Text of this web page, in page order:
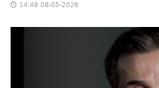
14:48 08-05-2026